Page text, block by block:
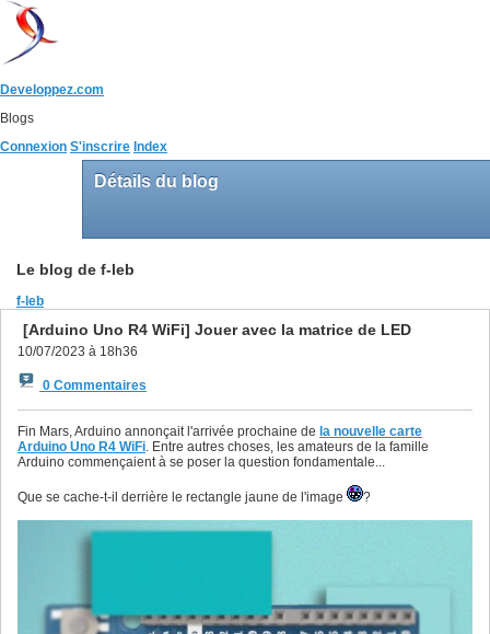
Developpez.com
Blogs
Connexion S'inscrire Index
Détails du blog
Le blog de f-leb
f-leb
[Arduino Uno R4 WiFi] Jouer avec la matrice de LED
10/07/2023 à 18h36
0 Commentaires
Fin Mars, Arduino annonçait l'arrivée prochaine de la nouvelle carte
Arduino Uno R4 WiFi. Entre autres choses, les amateurs de la famille
Arduino commençaient à se poser la question fondamentale...
Que se cache-t-il derrière le rectangle jaune de l'image ?